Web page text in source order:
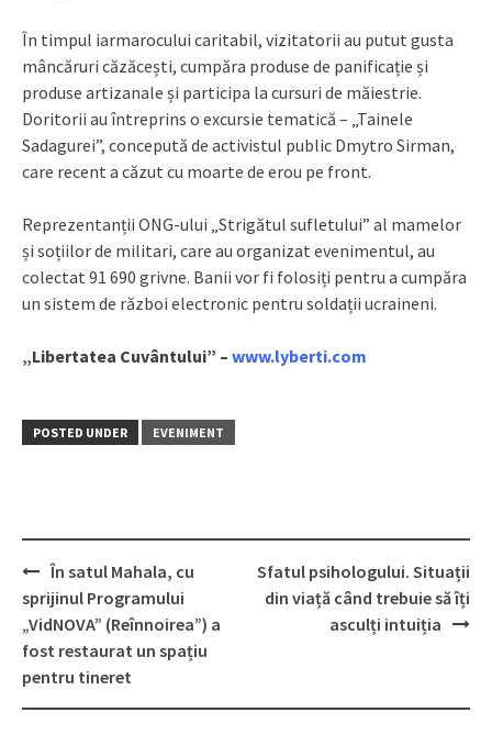
În timpul iarmarocului caritabil, vizitatorii au putut gusta
mâncăruri căzăcești, cumpăra produse de panificație și
produse artizanale și participa la cursuri de măiestrie.
Doritorii au întreprins o excursie tematică – „Tainele
Sadagurei”, concepută de activistul public Dmytro Sirman,
care recent a căzut cu moarte de erou pe front.
Reprezentanții ONG-ului „Strigătul sufletului” al mamelor
și soțiilor de militari, care au organizat evenimentul, au
colectat 91 690 grivne. Banii vor fi folosiți pentru a cumpăra
un sistem de război electronic pentru soldații ucraineni.
„Libertatea Cuvântului” – www.lyberti.com
POSTED UNDER EVENIMENT
Post
navigation
În satul Mahala, cu
sprijinul Programului
„VidNOVA” (Reînnoirea”) a
fost restaurat un spațiu
pentru tineret
Sfatul psihologului. Situații
din viață când trebuie să îți
asculți intuiția